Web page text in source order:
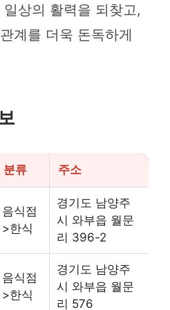
상의 활력을 되찾고,
계를 더욱 돈독하게
분류 주소
음식점
>한식
경기도 남양주
시 와부읍 월문
리 396-2
음식점
>한식
경기도 남양주
시 와부읍 월문
리 576